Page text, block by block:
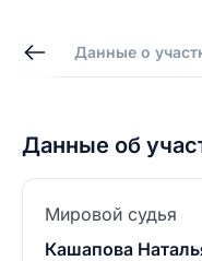
Данные о
Данные об
Мировой судья
Кашапова